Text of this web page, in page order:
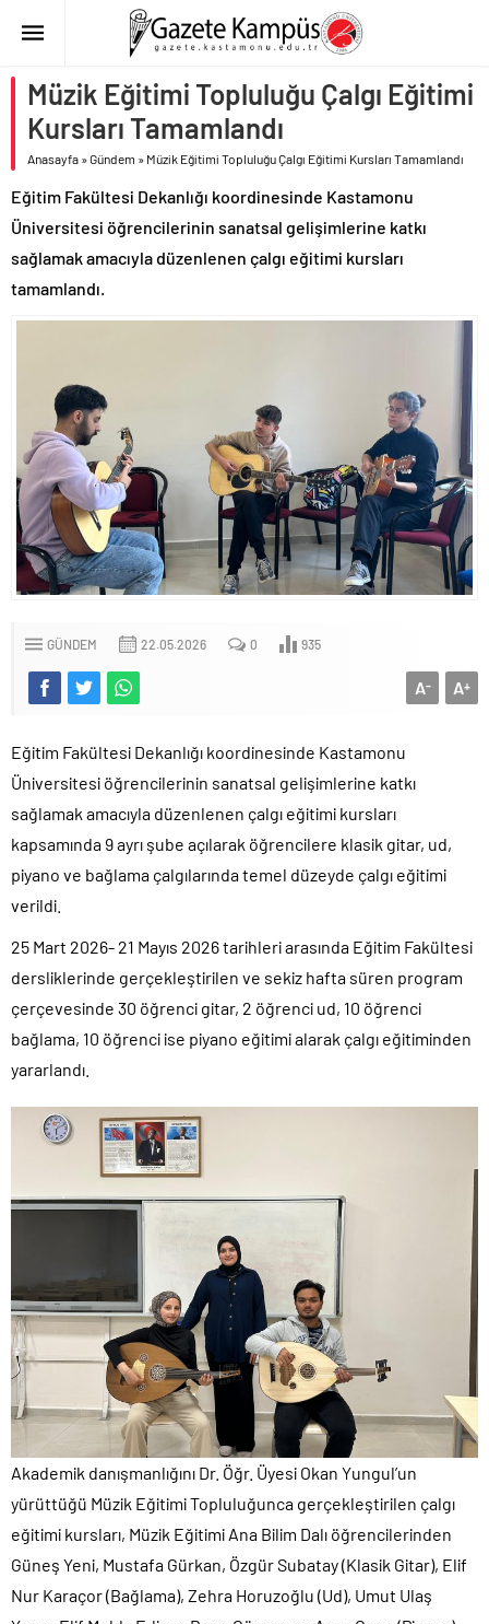
Müzik Eğitimi Topluluğu Çalgı Eğitimi
Kursları Tamamlandı
Anasayfa »Gündem » Müzik Eğitimi Topluluğu Çalgı Eğitimi Kursları Tamamlandı
Eğitim Fakültesi Dekanlığı koordinesinde Kastamonu
Üniversitesi öğrencilerinin sanatsal gelişimlerine katkı
sağlamak amacıyla düzenlenen çalgı eğitimi kursları
tamamlandı.
GÜNDEM 22.05.2026 0 935
A+
A-
Eğitim Fakültesi Dekanlığı koordinesinde Kastamonu
Üniversitesi öğrencilerinin sanatsal gelişimlerine katkı
sağlamak amacıyla düzenlenen çalgı eğitimi kursları
kapsamında 9 ayrı şube açılarak öğrencilere klasik gitar, ud,
piyano ve bağlama çalgılarında temel düzeyde çalgı eğitimi
verildi.
25 Mart 2026- 21 Mayıs 2026 tarihleri arasında Eğitim Fakültesi
dersliklerinde gerçekleştirilen ve sekiz hafta süren program
çerçevesinde 30 öğrenci gitar, 2 öğrenci ud, 10 öğrenci
bağlama, 10 öğrenci ise piyano eğitimi alarak çalgı eğitiminden
yararlandı.
Akademik danışmanlığını Dr. Öğr. Üyesi Okan Yungul’un
yürüttüğü Müzik Eğitimi Topluluğunca gerçekleştirilen çalgı
eğitimi kursları, Müzik Eğitimi Ana Bilim Dalı öğrencilerinden
Güneş Yeni, Mustafa Gürkan, Özgür Subatay (Klasik Gitar), Elif
Nur Karaçor (Bağlama), Zehra Horuzoğlu (Ud), Umut Ulaş